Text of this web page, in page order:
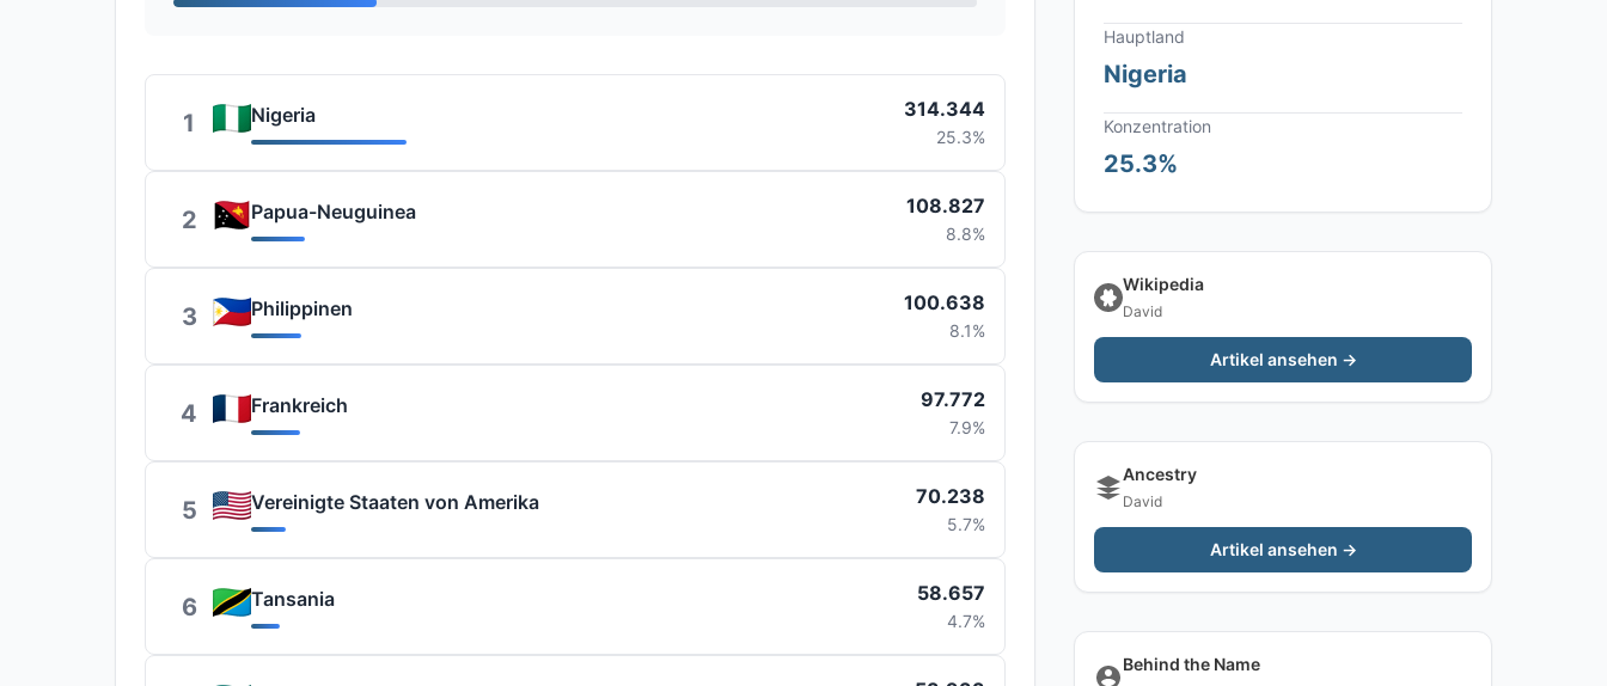
1 Nigeria 314.344
25.3%
2 Papua-Neuguinea 108.827
8.8%
3 Philippinen 100.638
8.1%
4 Frankreich 97.772
7.9%
5 Vereinigte Staaten von Amerika 70.238
5.7%
6 Tansania 58.657
4.7%
Hauptland
Nigeria
Konzentration
25.3%
Wikipedia
David
Artikel ansehen →
Ancestry
David
Artikel ansehen →
Behind the Name